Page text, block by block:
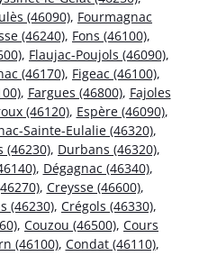
(46090), Fourmagnac
(46240), Fons (46100),
, Flaujac-Poujols (46090),
(46170), Figeac (46100),
, Fargues (46800), Fajoles
(46120), Espère (46090),
Sainte-Eulalie (46320),
(46230), Durbans (46320),
, Dégagnac (46340),
, Creysse (46600),
(46230), Crégols (46330),
, Couzou (46500), Cours
(46100), Condat (46110),